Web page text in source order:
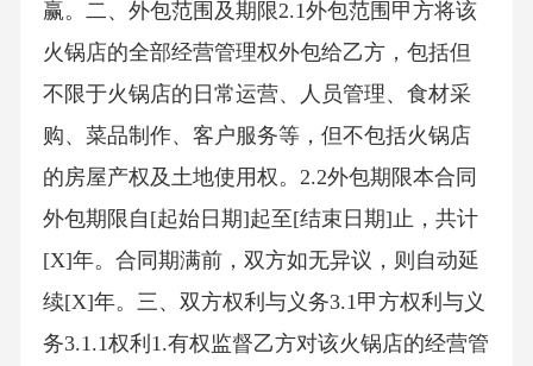
赢。二、外包范围及期限2.1外包范围甲方将该
火锅店的全部经营管理权外包给乙方，包括但
不限于火锅店的日常运营、人员管理、食材采
购、菜品制作、客户服务等，但不包括火锅店
的房屋产权及土地使用权。2.2外包期限本合同
外包期限自[起始日期]起至[结束日期]止，共计
[X]年。合同期满前，双方如无异议，则自动延
续[X]年。三、双方权利与义务3.1甲方权利与义
务3.1.1权利1.有权监督乙方对该火锅店的经营管